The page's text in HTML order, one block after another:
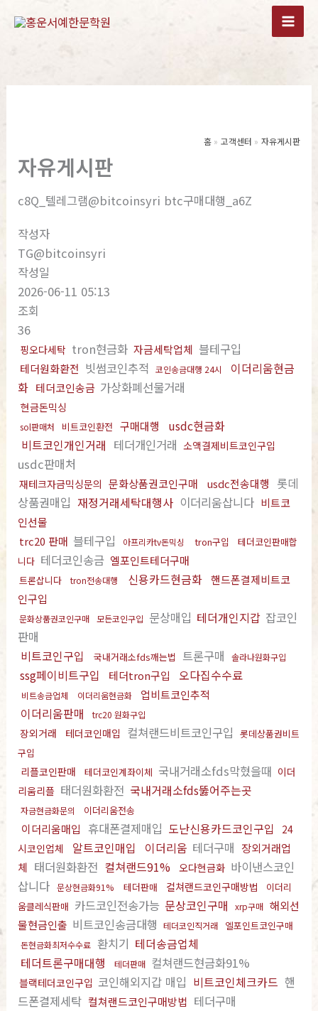
홈 고객센터 자유게시판
자유게시판
c8Q_텔레그램@bitcoinsyri btc구매대행_a6Z
작성자
TG@bitcoinsyri
작성일
2026-06-11 05:13
조회
36
핑오다세탁 tron현금화 자금세탁업체 블테구입
테더원화환전 빗썸코인추적 코인송금대행 24시
이더리움현금
화 테더코인송금 가상화폐선물거래
현금돈믹싱
sol판매처 비트코인환전 구매대행
usdc현금화
비트코인개인거래 테더개인거래 소액결제비트코인구입
usdc판매처
재테크자금믹싱문의 문화상품권코인구매 usdc전송대행
롯데
상품권매입 재정거래세탁대행사 이더리움삽니다 비트코
인선물
trc20 판매 블테구입 아프리카tv돈믹싱 tron구입
테더코인판매합
니다 테더코인송금 엘포인트테더구매
트론삽니다 tron전송대행 신용카드현금화 핸드폰결제비트코
인구입
문화상품권코인구매 모든코인구입 문상매입 테더개인지갑 잡코인
판매
비트코인구입
국내거래소fds깨는법 트론구매 솔라나원화구입
ssg페이비트구입 테더tron구입 오다집수수료
비트송금업체 이더리움현금화 업비트코인추적
이더리움판매 trc20 원화구입
장외거래 테더코인매입 컬쳐랜드비트코인구입 롯데상품권비트
구입
리플코인판매 테더코인계좌이체 국내거래소fds막혔을때 이더
리움리플 태더원화환전 국내거래소fds뚫어주는곳
자금현금화문의 이더리움전송
이더리움매입 휴대폰결제매입 도난신용카드코인구입
24
시코인업체
알트코인매입 이더리움 테더구매 장외거래업
체 태더원화환전 컬쳐랜드91% 오다현금화 바이낸스코인
삽니다
문상현금화91% 테더판매 컬쳐랜드코인구매방법
이더리
움클레식판매 카드코인전송가능 문상코인구매 xrp구매 해외선
물현금인출 비트코인송금대행 테더코인직거래 엘포인트코인구매
돈현금화최저수수료 환치기 테더송금업체
테더트론구매대행
테더판매 컬쳐랜드현금화91%
블랙테더코인구입 코인해외지갑 매입 비트코인체크카드 핸
드폰결제세탁 컬쳐랜드코인구매방법 테더구매